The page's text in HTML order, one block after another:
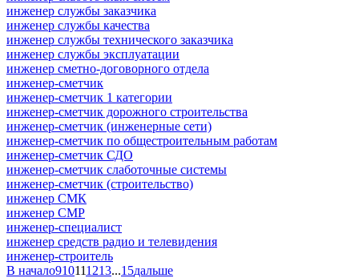
инженер службы заказчика
инженер службы качества
инженер службы технического заказчика
инженер службы эксплуатации
инженер сметно-договорного отдела
инженер-сметчик
инженер-сметчик 1 категории
инженер-сметчик дорожного строительства
инженер-сметчик (инженерные сети)
инженер-сметчик по общестроительным работам
инженер-сметчик СДО
инженер-сметчик слаботочные системы
инженер-сметчик (строительство)
инженер СМК
инженер СМР
инженер-специалист
инженер средств радио и телевидения
инженер-строитель
В начало910111213...15дальше